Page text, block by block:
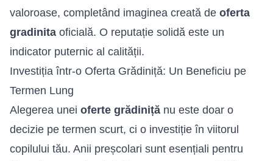
valoroase, completând imaginea creată de oferta
gradinita oficială. O reputație solidă este un
indicator puternic al calității.
Investiția într-o Oferta Grădiniță: Un Beneficiu pe
Termen Lung
Alegerea unei oferte grădiniță nu este doar o
decizie pe termen scurt, ci o investiție în viitorul
copilului tău. Anii preșcolari sunt esențiali pentru